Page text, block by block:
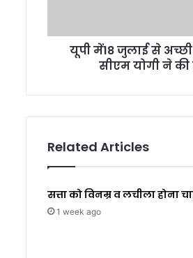
यूपी में18 जुलाई से अच्छी
सीएम योगी ने की
Related Articles
सत्ता को विनम्र व लचीला होना
1 week ago